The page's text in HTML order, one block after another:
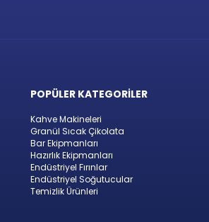
POPÜLER KATEGORİLER
Kahve Makineleri
Granül Sıcak Çikolata
Bar Ekipmanları
Hazırlık Ekipmanları
Endüstriyel Fırınlar
Endüstriyel Soğutucular
Temizlik Ürünleri